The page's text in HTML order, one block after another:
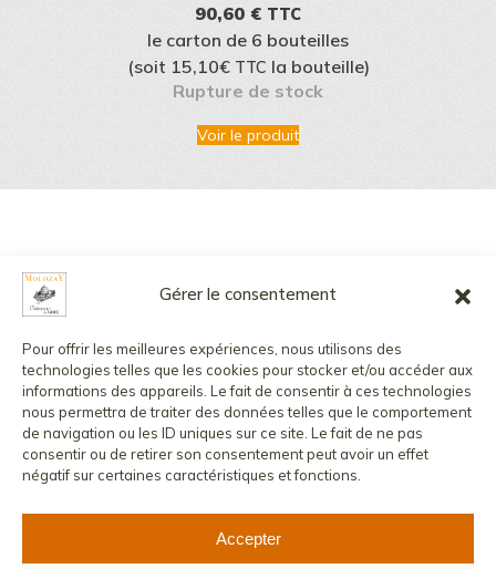
Gérer le consentement
Pour offrir les meilleures expériences, nous utilisons des
technologies telles que les cookies pour stocker et/ou accéder aux
informations des appareils. Le fait de consentir à ces technologies
nous permettra de traiter des données telles que le comportement
de navigation ou les ID uniques sur ce site. Le fait de ne pas
consentir ou de retirer son consentement peut avoir un effet
négatif sur certaines caractéristiques et fonctions.
Accepter
90,60 € TTC
le carton de 6 bouteilles
(soit 15,10€ TTC la bouteille)
Rupture de stock
Voir le produit
L’abus d’alcool est dangereux pour la santé, à consommer avec
modération.
La vente de boissons alcoolisées aux mineurs est strictement
interdite.
© 2026 MOLOZAY - CHÂTEAU DE VAUX
CONTACT
MENTIONS LÉGALES
POLITIQUE DE CONFIDENTIALITÉ
CONDITIONS GÉNÉRALES DE VENTE
COMPTE CLIENT